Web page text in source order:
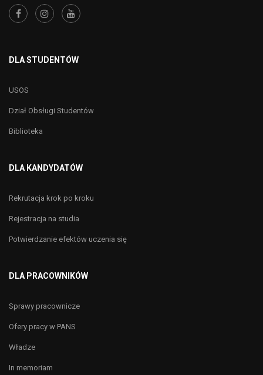
DLA STUDENTÓW
USOS
Dział Obsługi Studentów
Biblioteka
DLA KANDYDATÓW
Rekrutacja krok po kroku
Rejestracja na studia
Potwierdzanie efektów uczenia się
DLA PRACOWNIKÓW
Sprawy pracownicze
Ofery pracy w PANS
Władze
In memoriam